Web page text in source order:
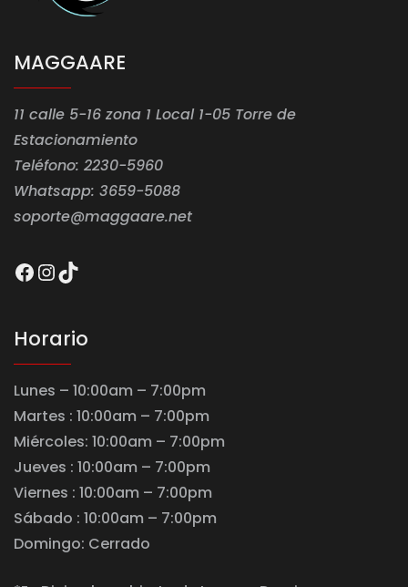
MAGGAARE
11 calle 5-16 zona 1 Local 1-05 Torre de
Estacionamiento
Teléfono: 2230-5960
Whatsapp: 3659-5088
soporte@maggaare.net
Facebook
Instagram
TikTok
Horario
Lunes – 10:00am – 7:00pm
Martes : 10:00am – 7:00pm
Miércoles: 10:00am – 7:00pm
Jueves : 10:00am – 7:00pm
Viernes : 10:00am – 7:00pm
Sábado : 10:00am – 7:00pm
Domingo: Cerrado